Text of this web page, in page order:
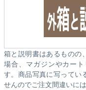
箱と説明書はあるものの
場合、マガジンやカー
す。商品写真に写ってい
せんのでご注文間違いに